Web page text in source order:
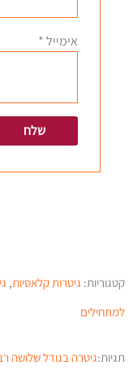
אימייל*
קטגוריות: גיטרות קלאסיות,
למתחילים
תגיות:גיטרה בגודל שלושה